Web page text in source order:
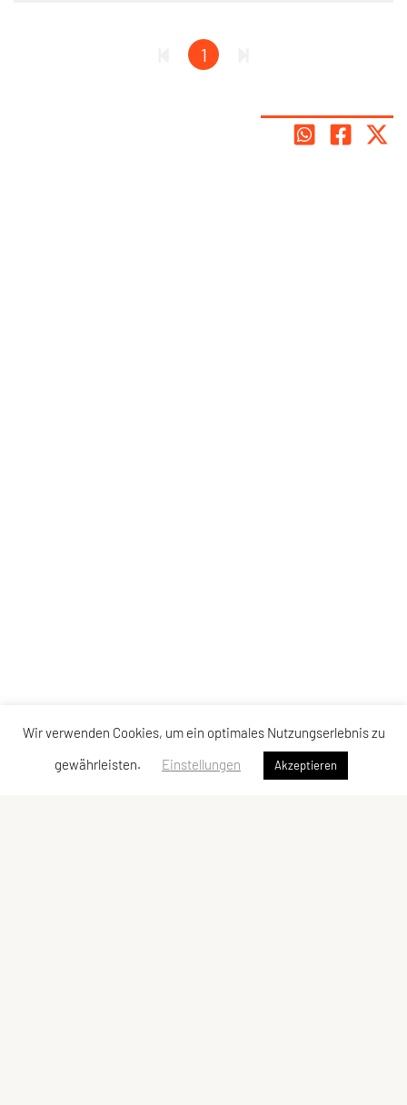
1
Wir verwenden Cookies, um ein optimales Nutzungserlebnis zu
gewährleisten.
Einstellungen Akzeptieren